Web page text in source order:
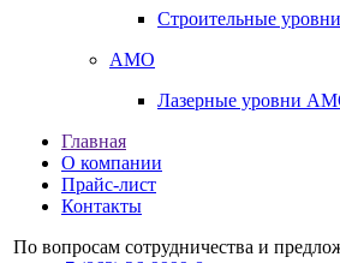
Строительные уровни
AMO
Лазерные уровни
Главная
О компании
Прайс-лист
Контакты
По вопросам сотрудничества и